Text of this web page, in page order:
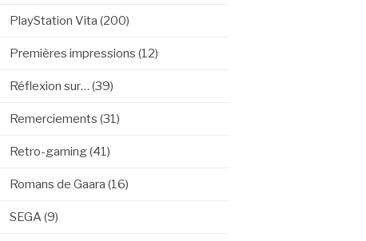
PlayStation Vita (200)
Premières impressions (12)
Réflexion sur… (39)
Remerciements (31)
Retro-gaming(41)
Romans de Gaara (16)
SEGA (9)